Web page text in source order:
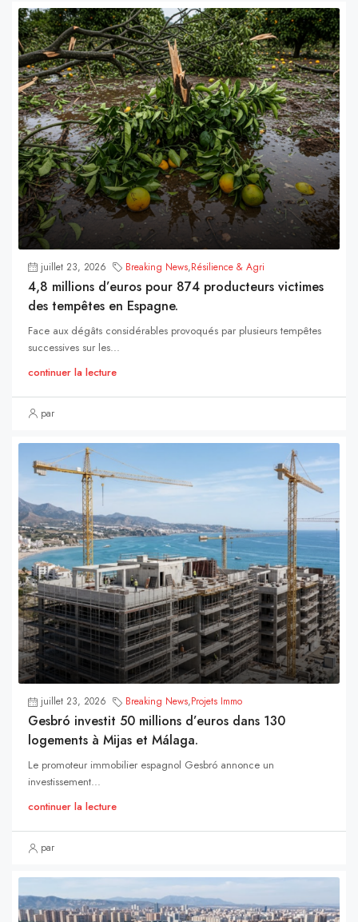
juillet 23, 2026 Breaking News,Résilience & Agri
4,8 millions d’euros pour 874 producteurs victimes
des tempêtes en Espagne.
Face aux dégâts considérables provoqués par plusieurs tempêtes
successives sur les...
continuer la lecture
par
juillet 23, 2026 Breaking News,Projets Immo
Gesbró investit 50 millions d’euros dans 130
logements à Mijas et Málaga.
Le promoteur immobilier espagnol Gesbró annonce un
investissement...
continuer la lecture
par